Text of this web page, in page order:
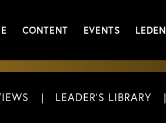
CONTENT EVENTS LEDEN
LEADER'S LIBRARY